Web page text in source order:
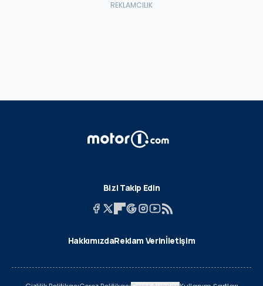
Bizi Takip Edin
HakkımızdaReklam Verinİletişim